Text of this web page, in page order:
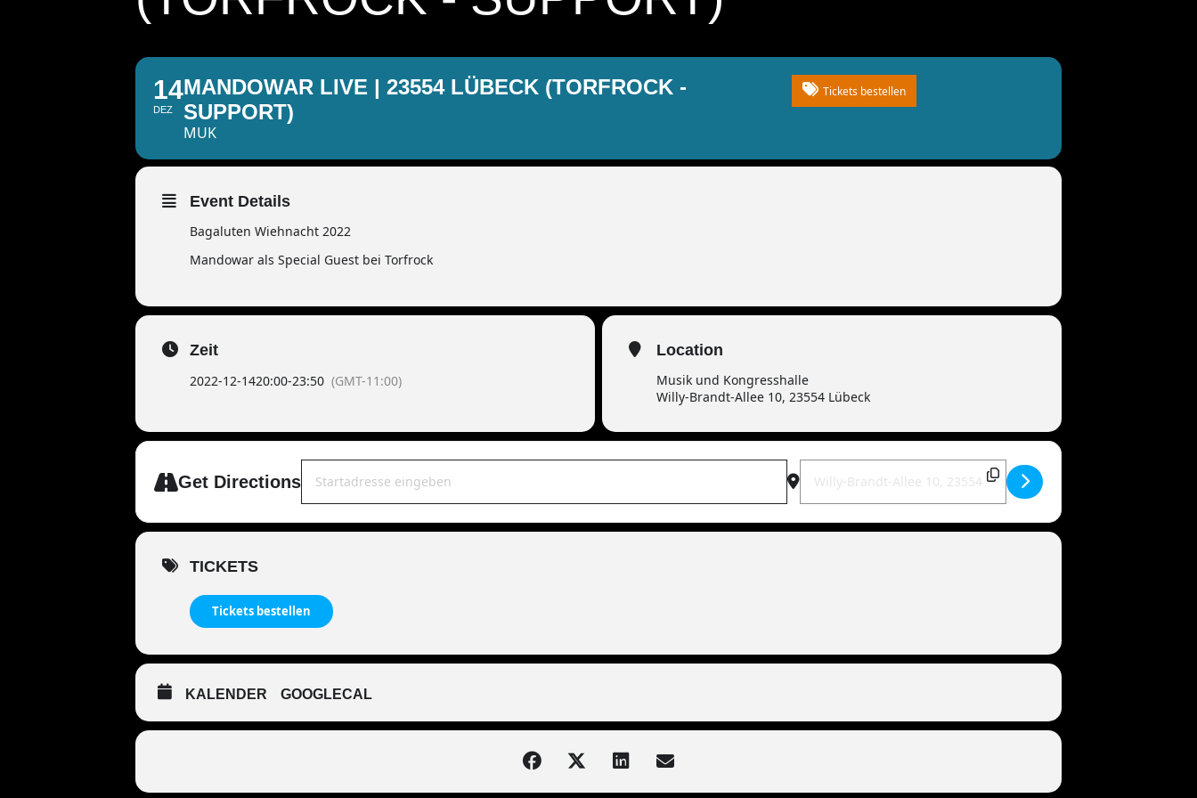
14
DEZ
MANDOWAR LIVE | 23554 LÜBECK (TORFROCK -
SUPPORT)
MUK
Tickets bestellen
Event Details
Bagaluten Wiehnacht 2022
Mandowar als Special Guest bei Torfrock
Zeit
2022-12-1420:00-23:50 (GMT-11:00)
Location
Musik und Kongresshalle
Willy-Brandt-Allee 10, 23554 Lübeck
Get Directions
Destination Address - MANDOWAR live | 23554 Lübeck (Torfrock
TICKETS
Tickets bestellen
KALENDER GOOGLECAL